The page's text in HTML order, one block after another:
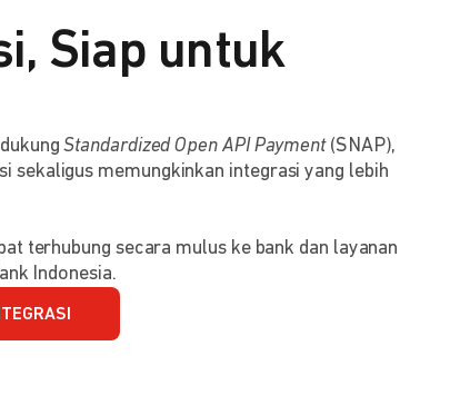
Siap untuk
Standardized Open API Payment(SNAP),
sekaligus memungkinkan integrasi yang lebih
terhubung secara mulus ke bank dan layanan
Indonesia.